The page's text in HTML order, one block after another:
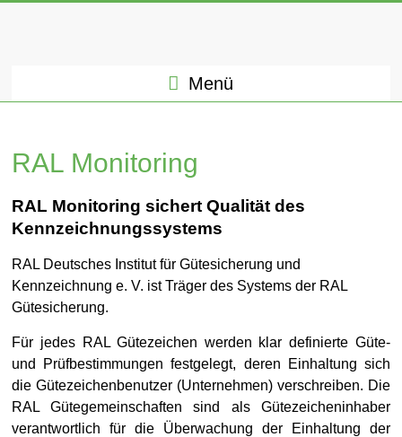
Menü
RAL Monitoring
RAL Monitoring sichert Qualität des
Kennzeichnungssystems
RAL Deutsches Institut für Gütesicherung und
Kennzeichnung e. V. ist Träger des Systems der RAL
Gütesicherung.
Für jedes RAL Gütezeichen werden klar definierte Güte-
und Prüfbestimmungen festgelegt, deren Einhaltung sich
die Gütezeichenbenutzer (Unternehmen) verschreiben. Die
RAL Gütegemeinschaften sind als Gütezeicheninhaber
verantwortlich für die Überwachung der Einhaltung der